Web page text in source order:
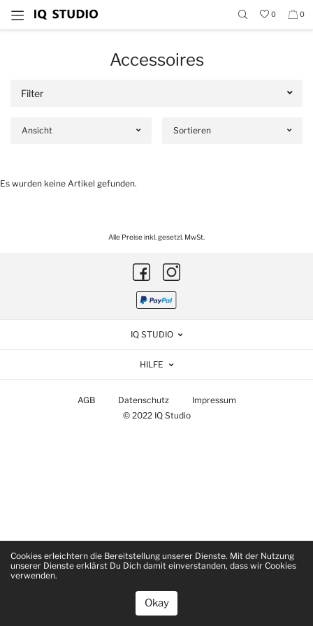
Cookies erleichtern die Bereitstellung unserer Dienste. Mit der Nutzung
unserer Dienste erklärst Du Dich damit einverstanden, dass wir Cookies
verwenden.
Okay
0 0
Accessoires
Filter
Ansicht Sortieren
Es wurden keine Artikel gefunden.
Alle Preise inkl. gesetzl. MwSt.
IQ STUDIO
HILFE
AGB Datenschutz
Impressum
© 2022 IQ Studio